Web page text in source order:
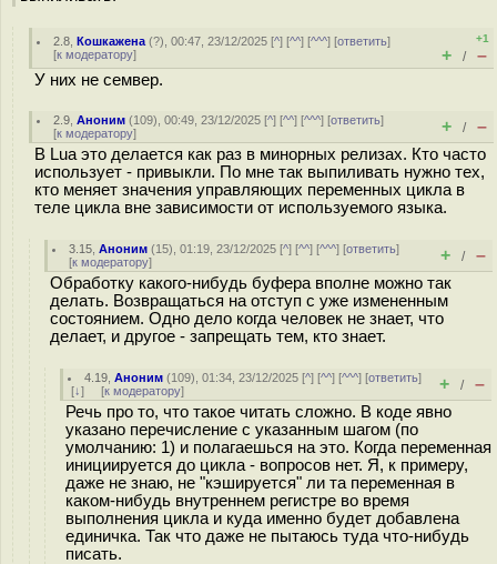
2.8 ,Кошкажена (?), 00:47, 23/12/2025 [^] [^^] [^^^] [ответить]
[к модератору]
+1
+ / –
У них не семвер.
2.9 ,Аноним (109), 00:49, 23/12/2025 [^] [^^] [^^^] [ответить]
[к модератору] + / –
В Lua это делается как раз в минорных релизах. Кто часто
использует - привыкли. По мне так выпиливать нужно тех,
кто меняет значения управляющих переменных цикла в
теле цикла вне зависимости от используемого языка.
3.15 ,Аноним (15), 01:19, 23/12/2025 [^] [^^] [^^^] [ответить]
[к модератору] + / –
Обработку какого-нибудь буфера вполне можно так
делать. Возвращаться на отступ с уже измененным
состоянием. Одно дело когда человек не знает, что
делает, и другое - запрещать тем, кто знает.
4.19 ,Аноним (109), 01:34, 23/12/2025 [^] [^^] [^^^] [ответить]
[↓] [к модератору] + / –
Речь про то, что такое читать сложно. В коде явно
указано перечисление с указанным шагом (по
умолчанию: 1) и полагаешься на это. Когда переменная
инициируется до цикла - вопросов нет. Я, к примеру,
даже не знаю, не "кэшируется" ли та переменная в
каком-нибудь внутреннем регистре во время
выполнения цикла и куда именно будет добавлена
единичка. Так что даже не пытаюсь туда что-нибудь
писать.